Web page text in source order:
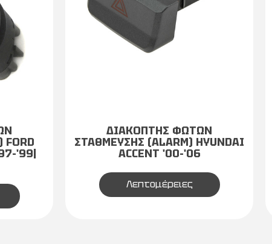
'99|
ΔΙΑΚΟΠΤΗΣ ΦΩΤΩΝ
ΣΤΑΘΜΕΥΣΗΣ (ALARM) HYUNDAI
ACCENT '00-'06
Λεπτομέρειες